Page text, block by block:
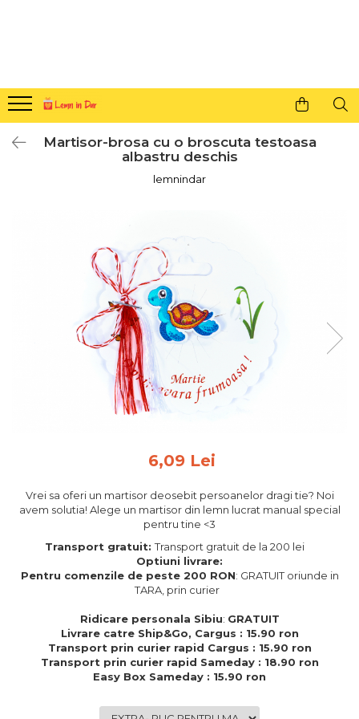
Agende din lemn
Agende 10x10
Semne de carte
Decoratiuni cu peisaje de iarna
Sosete de Craciun
Magneti de Craciun
Jucarii din lemn
Cercei din lemn
Tablouri personalizate
Felicitari din lemn
Felicitari cu model
Aromaterapie
Papioane din lemn
Decoratiuni pentru casa
Martisor-brosa cu o broscuta testoasa
albastru deschis
lemnindar
6,09 Lei
Vrei sa oferi un martisor deosebit persoanelor dragi tie? Noi
avem solutia! Alege un martisor din lemn lucrat manual special
pentru tine <3
Transport gratuit:Transport gratuit de la 200 lei
Optiuni livrare:
Pentru comenzile de peste 200 RON: GRATUIT oriunde in
TARA, prin curier
Ridicare personala Sibiu: GRATUIT
Livrare catre Ship&Go, Cargus : 15.90 ron
Transport prin curier rapid Cargus : 15.90 ron
Transport prin curier rapid Sameday : 18.90 ron
Easy Box Sameday : 15.90 ron